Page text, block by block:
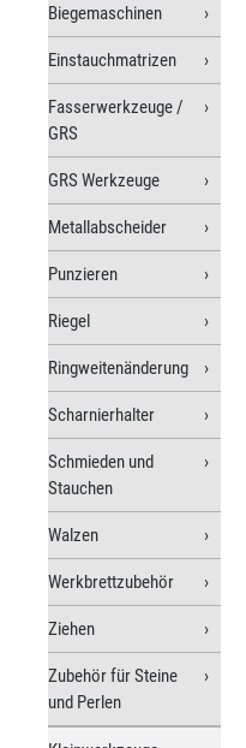
Biegemaschinen
Einstauchmatrizen
Fasserwerkzeuge /
GRS
GRS Werkzeuge
Metallabscheider
Punzieren
Riegel
Ringweitenänderung
Scharnierhalter
Schmieden und
Stauchen
Walzen
Werkbrettzubehör
Ziehen
Zubehör für Steine
und Perlen